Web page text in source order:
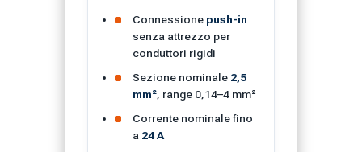
Connessione push-in
senza attrezzo per
conduttori rigidi
Sezione nominale 2,5
mm², range 0,14–4 mm²
Corrente nominale fino
a 24 A